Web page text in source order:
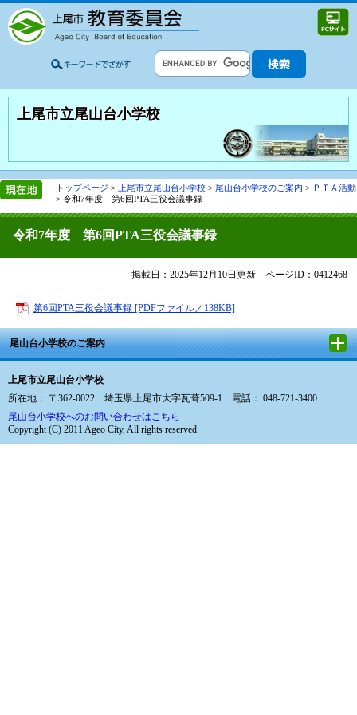
上尾市立尾山台小学校
トップページ > 上尾市立尾山台小学校 > 尾山台小学校のご案内 > ＰＴＡ活動
> 令和7年度 第6回PTA三役会議事録
令和7年度 第6回PTA三役会議事録
掲載日：2025年12月10日更新 ページID：0412468
第6回PTA三役会議事録 [PDFファイル／138KB]
尾山台小学校のご案内
上尾市立尾山台小学校
所在地： 〒362-0022 埼玉県上尾市大字瓦葺509-1 電話： 048-721-3400
尾山台小学校へのお問い合わせはこちら
Copyright (C) 2011 Ageo City, All rights reserved.